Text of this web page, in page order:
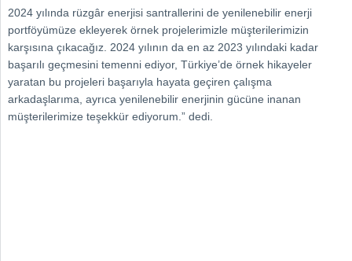
2024 yılında rüzgâr enerjisi santrallerini de yenilenebilir enerji
portföyümüze ekleyerek örnek projelerimizle müşterilerimizin
karşısına çıkacağız. 2024 yılının da en az 2023 yılındaki kadar
başarılı geçmesini temenni ediyor, Türkiye’de örnek hikayeler
yaratan bu projeleri başarıyla hayata geçiren çalışma
arkadaşlarıma, ayrıca yenilenebilir enerjinin gücüne inanan
müşterilerimize teşekkür ediyorum.” dedi.